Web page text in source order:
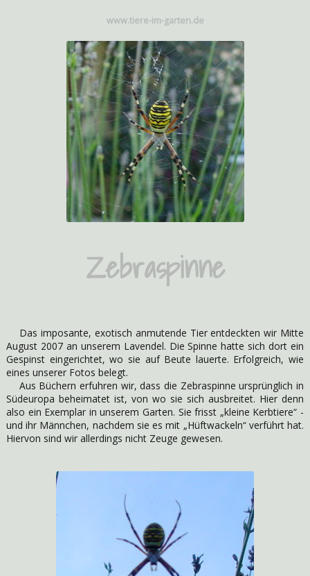
www.tiere-im-garten.de
Zebraspinne
Das imposante, exotisch anmutende Tier entdeckten wir Mitte
August 2007 an unserem Lavendel. Die Spinne hatte sich dort ein
Gespinst eingerichtet, wo sie auf Beute lauerte. Erfolgreich, wie
eines unserer Fotos belegt.
Aus Büchern erfuhren wir, dass die Zebraspinne ursprünglich in
Südeuropa beheimatet ist, von wo sie sich ausbreitet. Hier denn
also ein Exemplar in unserem Garten. Sie frisst „kleine Kerbtiere“ -
und ihr Männchen, nachdem sie es mit „Hüftwackeln“ verführt hat.
Hiervon sind wir allerdings nicht Zeuge gewesen.